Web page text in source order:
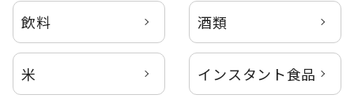
飲料 酒類
米
インスタント食品